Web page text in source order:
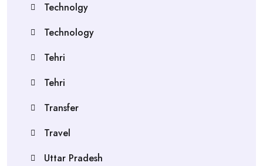
Technolgy
Technology
Tehri
Tehri
Transfer
Travel
Uttar Pradesh